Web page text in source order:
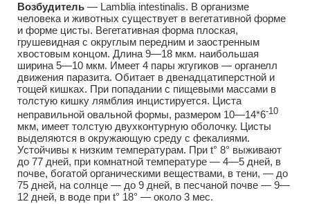
Возбудитель — Lamblia intestinalis. В организме
человека и животных существует в вегетативной форме
и форме цисты. Вегетативная форма плоская,
грушевидная с округлым передним и заостренным
хвостовым концом. Длина 9—18 мкм. наибольшая
ширина 5—10 мкм. Имеет 4 пары жгугиков — органелл
движения паразита. Обитает в двенадцатиперстной и
тощей кишках. При попадании с пищевыми массами в
толстую кишку лямблия инцистируется. Циста
неправильной овальной формы, размером 10—14*6-10
мкм, имеет толстую двухконтурную оболочку. Цисты
выделяются в окружающую среду с фекалиями.
Устойчивы к низким температурам. При t° 8° выживают
до 77 дней, при комнатной температуре — 4—5 дней, в
почве, богатой органическими веществами, в тени, — до
75 дней, на солнце — до 9 дней, в песчаной почве — 9—
12 дней, в воде при t° 18° — около 3 мес.